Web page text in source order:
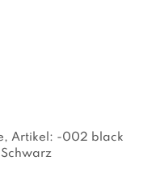
, Artikel: -002 black